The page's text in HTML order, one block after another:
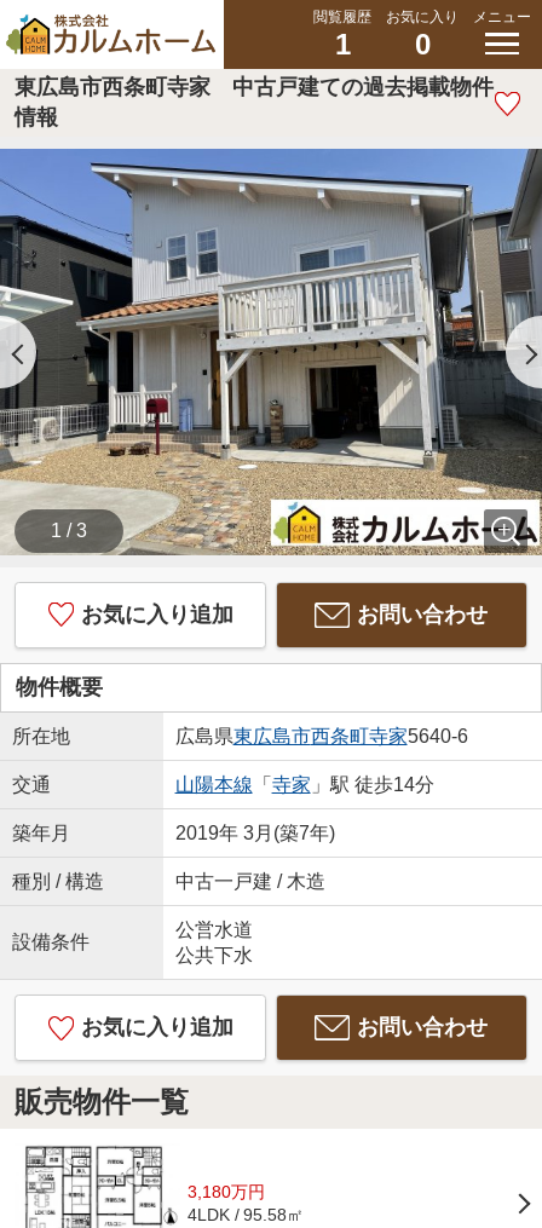
閲覧履歴
1
お気に入り
0
メニュー
東広島市西条町寺家 中古戸建ての過去掲載物件
情報
1 / 3
お気に入り追加 お問い合わせ
物件概要
所在地 広島県東広島市西条町寺家5640-6
交通 山陽本線 「 寺家 」駅 徒歩14分
築年月 2019年 3月(築7年)
種別 / 構造 中古一戸建 / 木造
設備条件
公営水道
公共下水
お気に入り追加 お問い合わせ
販売物件一覧
3,180万円
4LDK 95.58㎡